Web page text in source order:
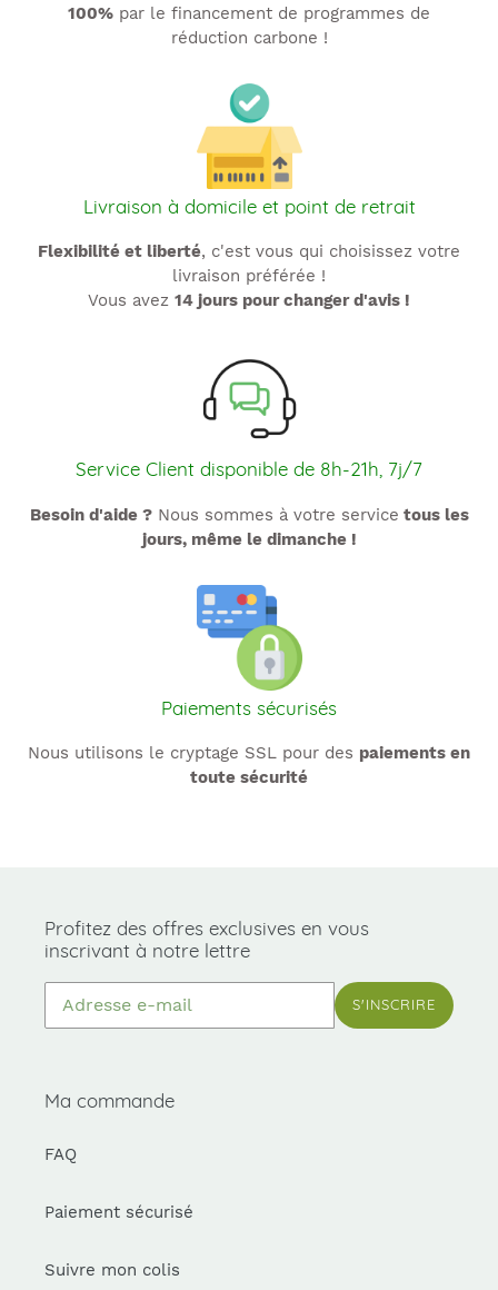
100% par le financement de programmes de
réduction carbone !
Livraison à domicile et point de retrait
Flexibilité et liberté, c'est vous qui choisissez votre
livraison préférée !
Vous avez 14 jours pour changer d'avis !
Service Client disponible de 8h-21h, 7j/7
Besoin d'aide ?Nous sommes à votre service tous les
jours, même le dimanche !
Paiements sécurisés
Nous utilisons le cryptage SSL pour des paiements en
toute sécurité
Profitez des offres exclusives en vous
inscrivant à notre lettre
S'INSCRIRE
Ma commande
FAQ
Paiement sécurisé
Suivre mon colis